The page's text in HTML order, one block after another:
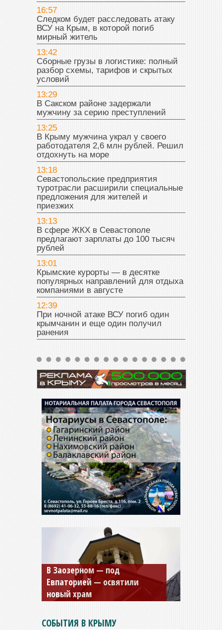
16:57
Следком будет расследовать атаку
ВСУ на Крым, в которой погиб
мирный житель
13:42
Сборные грузы в логистике: полный
разбор схемы, тарифов и скрытых
условий
13:29
В Сакском районе задержали
мужчину за серию преступлений
13:25
В Крыму мужчина украл у своего
работодателя 2,6 млн рублей. Решил
отдохнуть на море
13:18
Севастопольские предприятия
туротрасли расширили специальные
предложения для жителей и
приезжих
13:13
В сфере ЖКХ в Севастополе
предлагают зарплаты до 100 тысяч
рублей
13:01
Крымские курорты — в десятке
популярных направлений для отдыха
компаниями в августе
12:39
При ночной атаке ВСУ погиб один
крымчанин и еще один получил
ранения
В Заозерном — под
Евпаторией — освятили
новый храм
Мужской монастырь Косьмы
и Дамиана в Крыму вновь
открыт для посещения
СОБЫТИЯ В КРЫМУ